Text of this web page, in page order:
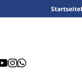
Startseite